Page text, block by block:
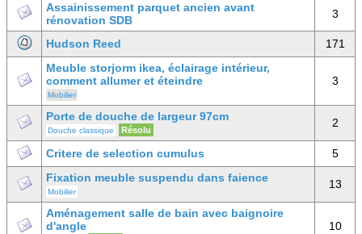
Assainissement parquet ancien avant
rénovation SDB
3
Hudson Reed
171
Meuble storjorm ikea, éclairage intérieur,
comment allumer et éteindre
Mobilier
3
Porte de douche de largeur 97cm
Douche classique Résolu
2
Critere de selection cumulus
5
Fixation meuble suspendu dans faience
Mobilier
13
Aménagement salle de bain avec baignoire
d'angle
10